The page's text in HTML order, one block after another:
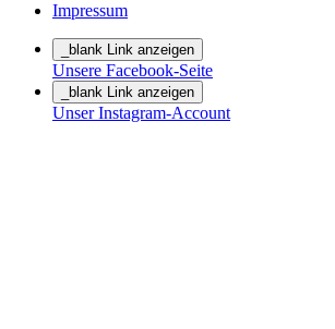
Impressum
_blank Link anzeigen
Unsere Facebook-Seite
_blank Link anzeigen
Unser Instagram-Account